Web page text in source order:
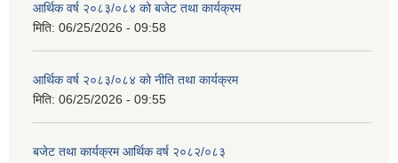
आर्थिक वर्ष २०८३/०८४ को बजेट तथा कार्यक्रम
मिति: 06/25/2026 - 09:58
आर्थिक वर्ष २०८३/०८४ को नीति तथा कार्यक्रम
मिति: 06/25/2026 - 09:55
बजेट तथा कार्यक्रम आर्थिक वर्ष २०८२/०८३